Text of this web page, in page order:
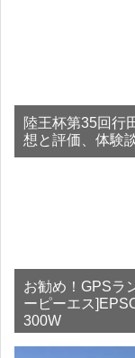
陸王杯第35回行
想と評価、体験
お勧め！GPSラ
ーピーエス
300W